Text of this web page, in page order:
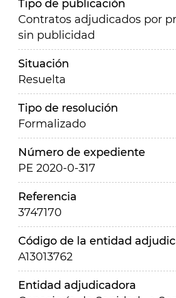
Tipo de publicación
Contratos adjudicados por
sin publicidad
Situación
Resuelta
Tipo de resolución
Formalizado
Número de expediente
PE 2020-0-317
Referencia
3747170
Código de la entidad
A13013762
Entidad adjudicadora